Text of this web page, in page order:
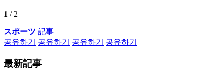
1 / 2
スポーツ 記事
공유하기
공유하기 공유하기 공유하기
最新記事